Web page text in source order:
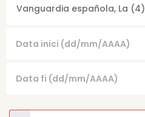
Vanguardia española, La (4)